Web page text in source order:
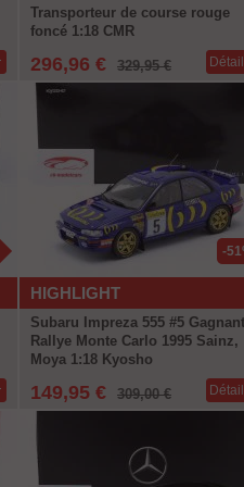
Transporteur de course rouge
foncé 1:18 CMR
296,96 € 329,95 €
HIGHLIGHT
-
Subaru Impreza 555 #5 Gagnant
Rallye Monte Carlo 1995 Sainz,
Moya 1:18 Kyosho
149,95 € 309,00 €